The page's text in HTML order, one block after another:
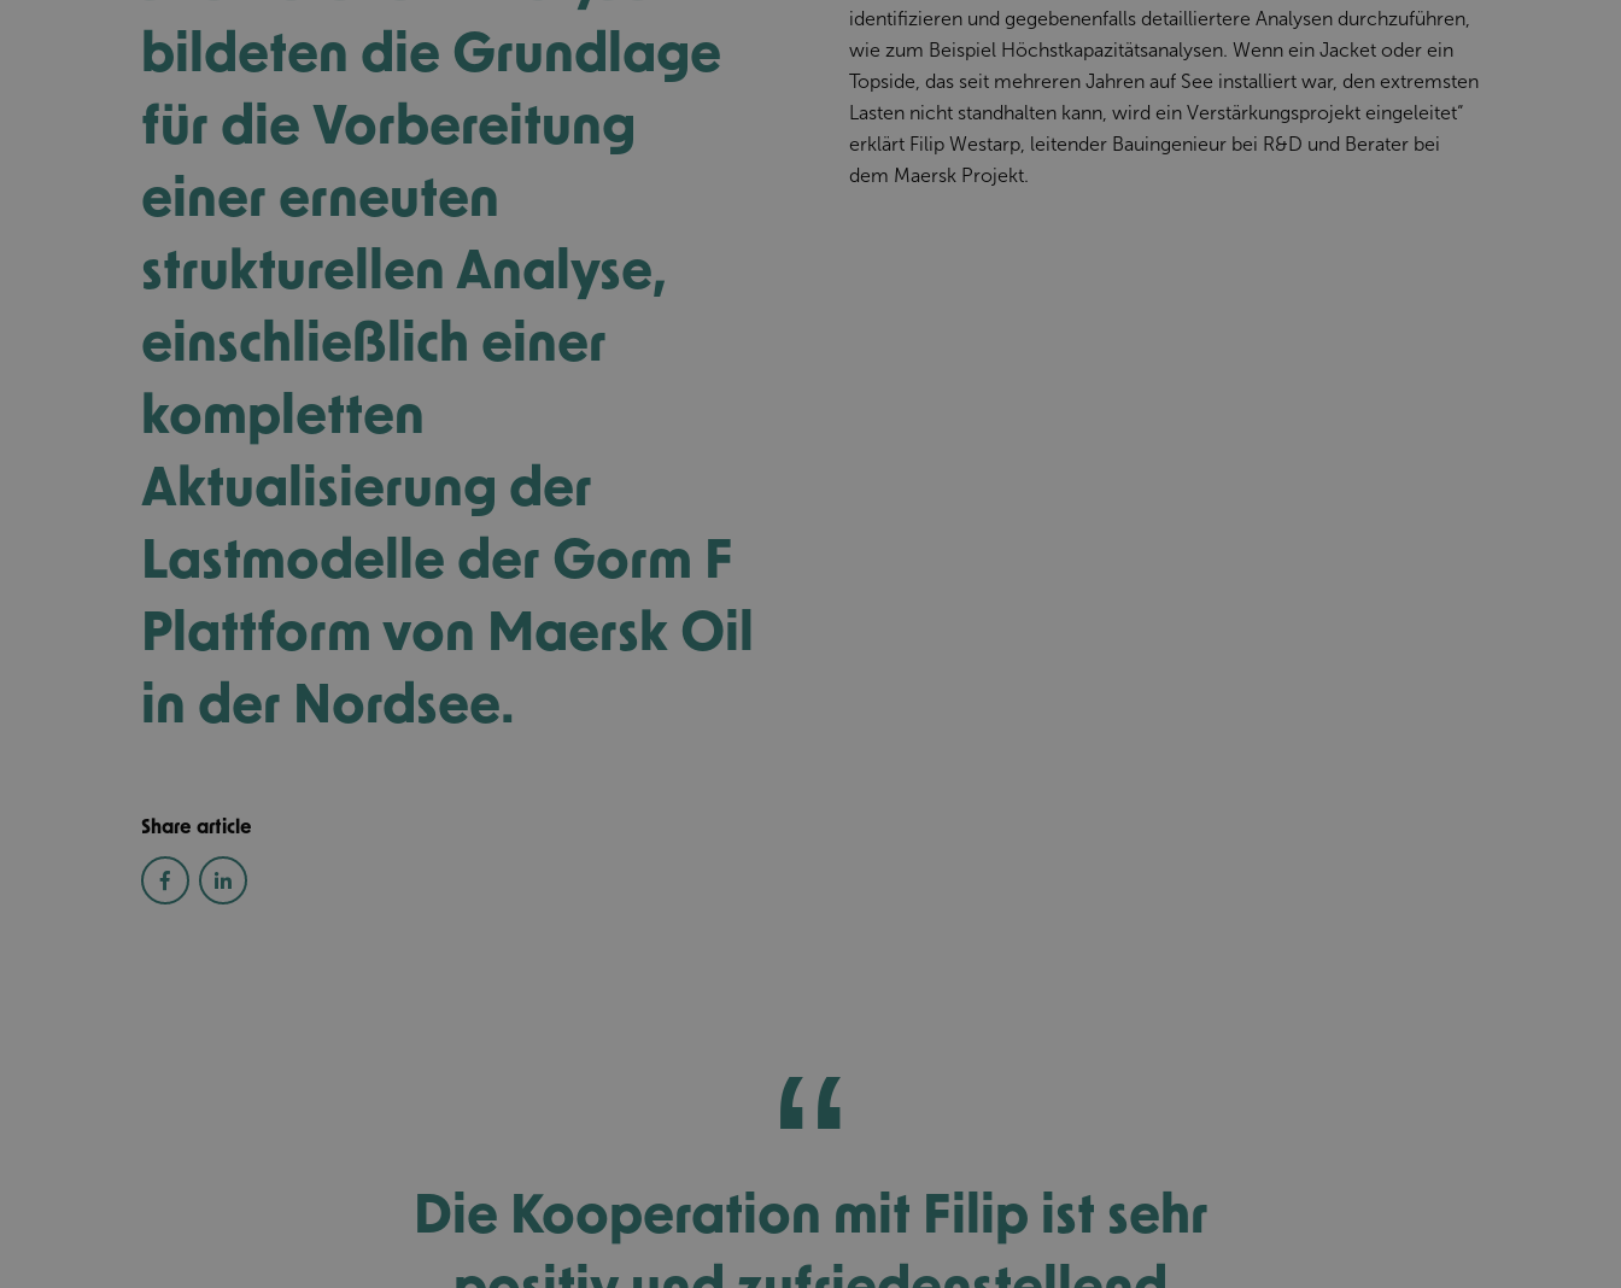
bildeten die Grundlage
für die Vorbereitung
einer erneuten
strukturellen Analyse,
einschließlich einer
kompletten
Aktualisierung der
Lastmodelle der Gorm F
Plattform von Maersk Oil
in der Nordsee.
Share article
identifizieren und gegebenenfalls detailliertere Analysen durchzuführen,
wie zum Beispiel Höchstkapazitätsanalysen. Wenn ein Jacket oder ein
Topside, das seit mehreren Jahren auf See installiert war, den extremsten
Lasten nicht standhalten kann, wird ein Verstärkungsprojekt eingeleitet“
erklärt Filip Westarp, leitender Bauingenieur bei R&D und Berater bei
dem Maersk Projekt.
Die Kooperation mit Filip ist sehr